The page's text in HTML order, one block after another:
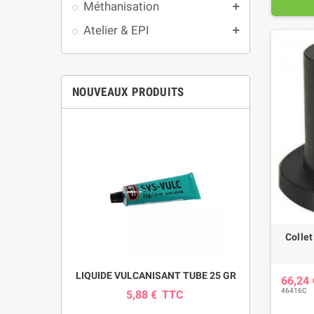
Méthanisation add
Atelier & EPI add
NOUVEAUX PRODUITS
LIQUIDE VULCANISANT TUBE 25 GR
5,88 € TTC
66,24
46416C